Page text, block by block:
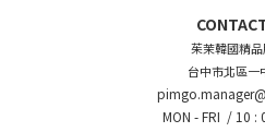
茱茉韓國精
台中市北區一
MON - FRI / 10 :